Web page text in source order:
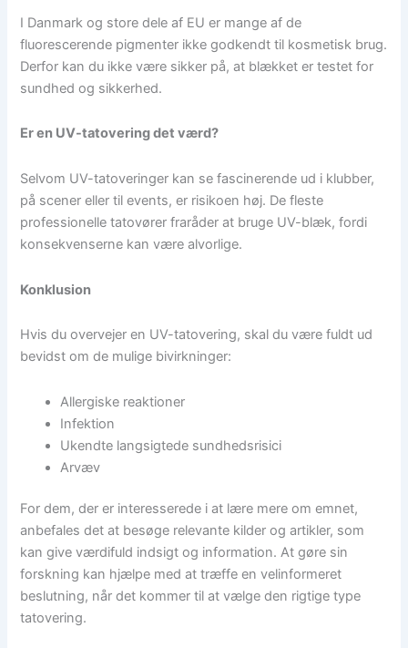
I Danmark og store dele af EU er mange af de
fluorescerende pigmenter ikke godkendt til kosmetisk brug.
Derfor kan du ikke være sikker på, at blækket er testet for
sundhed og sikkerhed.
Er en UV-tatovering det værd?
Selvom UV-tatoveringer kan se fascinerende ud i klubber,
på scener eller til events, er risikoen høj. De fleste
professionelle tatovører fraråder at bruge UV-blæk, fordi
konsekvenserne kan være alvorlige.
Konklusion
Hvis du overvejer en UV-tatovering, skal du være fuldt ud
bevidst om de mulige bivirkninger:
Allergiske reaktioner
Infektion
Ukendte langsigtede sundhedsrisici
Arvæv
For dem, der er interesserede i at lære mere om emnet,
anbefales det at besøge relevante kilder og artikler, som
kan give værdifuld indsigt og information. At gøre sin
forskning kan hjælpe med at træffe en velinformeret
beslutning, når det kommer til at vælge den rigtige type
tatovering.